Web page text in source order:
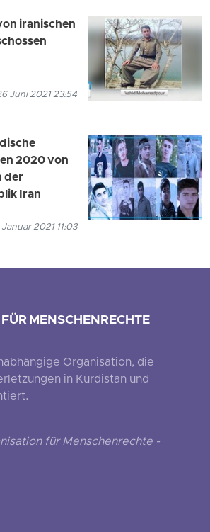
iranischen
Juni 2021 23:54
2020 von
der
Iran
2021 11:03
MENSCHENRECHTE
Organisation, die
in Kurdistan und
für Menschenrechte -